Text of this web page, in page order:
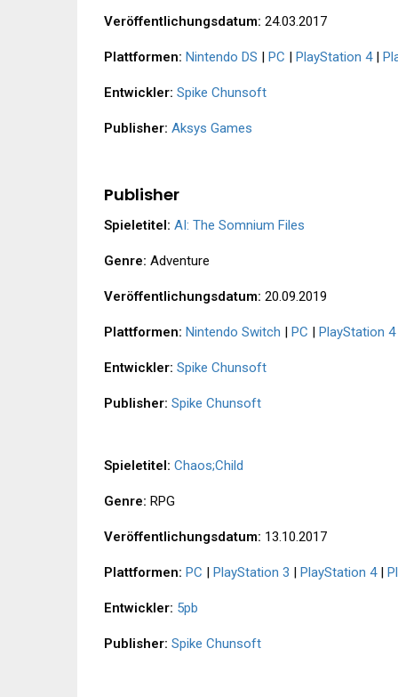
Veröffentlichungsdatum: 24.03.2017
Plattformen: Nintendo DS | PC | PlayStation 4|
Entwickler: Spike Chunsoft
Publisher: Aksys Games
Publisher
Spieletitel: AI: The Somnium Files
Genre: Adventure
Veröffentlichungsdatum: 20.09.2019
Plattformen: Nintendo Switch | PC | PlayStation 4
Entwickler: Spike Chunsoft
Publisher: Spike Chunsoft
Spieletitel: Chaos;Child
Genre: RPG
Veröffentlichungsdatum: 13.10.2017
Plattformen: PC | PlayStation 3 | PlayStation 4|
Entwickler: 5pb
Publisher: Spike Chunsoft